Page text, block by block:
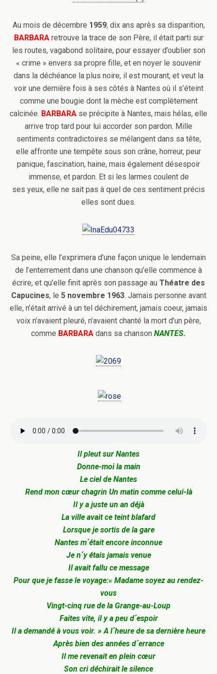
Au mois de décembre 1959, dix ans après sa disparition,
BARBARA retrouve la trace de son Père, il était parti sur
les routes, vagabond solitaire, pour essayer d’oublier son
« crime » envers sa propre fille, et en noyer le souvenir
dans la déchéance la plus noire, il est mourant, et veut la
voir une dernière fois à ses côtés à Nantes où il s’éteint
comme une bougie dont la mèche est complètement
calcinée. BARBARA se précipite à Nantes, mais hélas, elle
arrive trop tard pour lui accorder son pardon. Mille
sentiments contradictoires se mélangent dans sa tête,
elle affronte une tempête sous son crâne, horreur, peur
panique, fascination, haine, mais également désespoir
immense, et pardon. Et si les larmes coulent de
ses yeux, elle ne sait pas à quel de ces sentiment précis
elles sont dues.
Sa peine, elle l’exprimera d’une façon unique le lendemain
de l’enterrement dans une chanson qu’elle commence à
écrire, et qu’elle finit après son passage au Théatre des
Capucines, le 5 novembre 1963. Jamais personne avant
elle, n’était arrivé à un tel déchirement, jamais coeur, jamais
voix n’avaient pleuré, n’avaient chanté la mort d’un père,
comme BARBARA dans sa chanson NANTES.
Il pleut sur Nantes
Donne-moi la main
Le ciel de Nantes
Rend mon cœur chagrin Un matin comme celui-là
Il y a juste un an déjà
La ville avait ce teint blafard
Lorsque je sortis de la gare
Nantes m´était encore inconnue
Je n´y étais jamais venue
Il avait fallu ce message
Pour que je fasse le voyage:« Madame soyez au rendez-
vous
Vingt-cinq rue de la Grange-au-Loup
Faites vite, il y a peu d´espoir
Il a demandé à vous voir. »A l´heure de sa dernière heure
Après bien des années d´errance
Il me revenait en plein cœur
Son cri déchirait le silence